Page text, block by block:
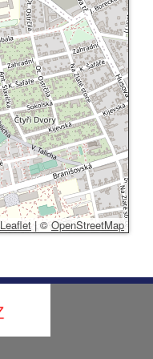
Leaflet | © OpenStreetMap